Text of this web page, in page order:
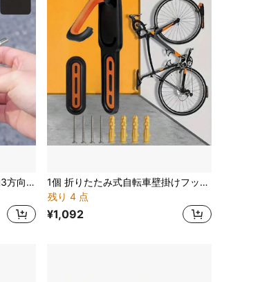
新型マウンテンバイク 実用的3方向ヘックスソケット修理ツール、自転車メンテナンスツール、バイク修理ツール、マウンテンバイク3方向レンチ、多機能ヘックスY型ツール
1個 折りたたみ式自転車壁掛けフック、マウンテンバイク、ロードバイクに適し、ディスプレイラック、駐輪ラック、または室内ガレージ垂直駐輪ラックとして使用できます
残り 4 点
¥1,092